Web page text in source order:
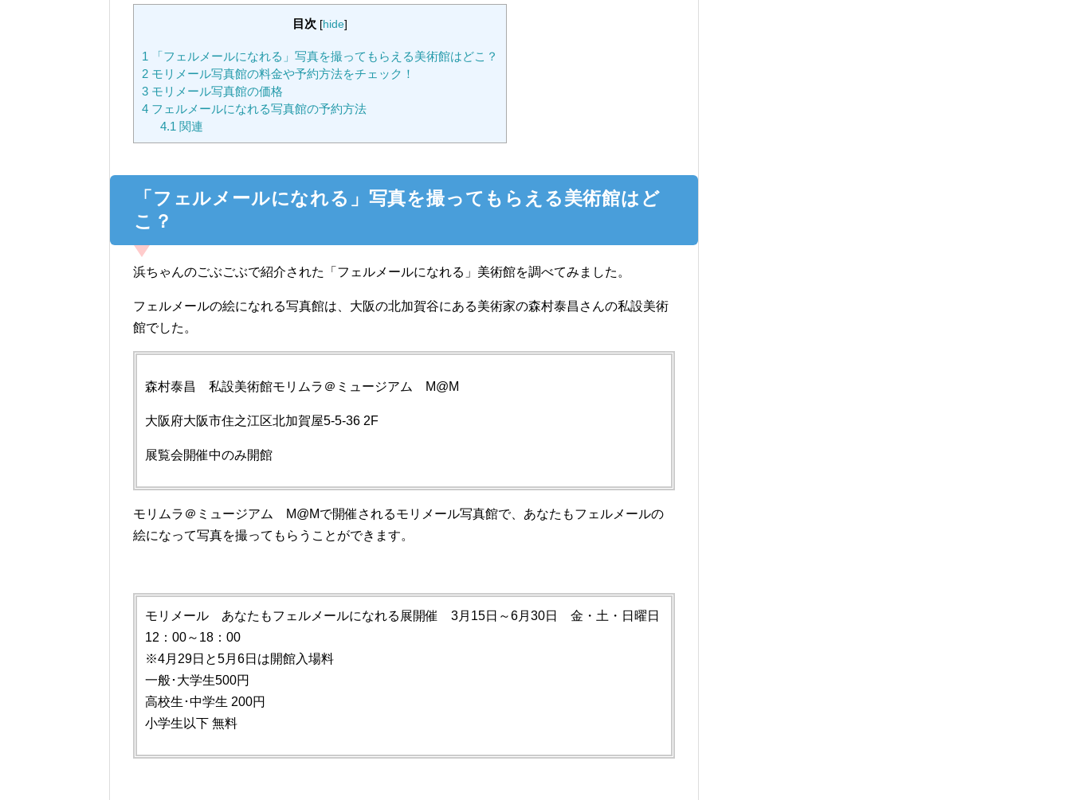
目次 [hide]
1 「フェルメールになれる」写真を撮ってもらえる美術館はどこ？
2 モリメール写真館の料金や予約方法をチェック！
3 モリメール写真館の価格
4 フェルメールになれる写真館の予約方法
4.1 関連
「フェルメールになれる」写真を撮ってもらえる美術館はど
こ？
浜ちゃんのごぶごぶで紹介された「フェルメールになれる」美術館を調べてみました。
フェルメールの絵になれる写真館は、大阪の北加賀谷にある美術家の森村泰昌さんの私設美術
館でした。
森村泰昌 私設美術館モリムラ＠ミュージアム M@M
大阪府大阪市住之江区北加賀屋5-5-36 2F
展覧会開催中のみ開館
モリムラ＠ミュージアム M@Mで開催されるモリメール写真館で、あなたもフェルメールの
絵になって写真を撮ってもらうことができます。
モリメール あなたもフェルメールになれる展開催 3月15日～6月30日 金・土・日曜日
12：00～18：00
※4月29日と5月6日は開館入場料
一般･大学生500円
高校生･中学生 200円
小学生以下 無料